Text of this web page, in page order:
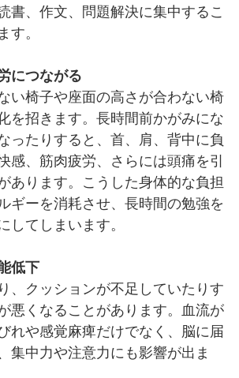
書、作文、問題解決に集中するこ
す。
につながる
い椅子や座面の高さが合わない椅
を招きます。長時間前かがみにな
ったりすると、首、肩、背中に負
感、筋肉疲労、さらには頭痛を引
あります。こうした身体的な負担
ギーを消耗させ、長時間の勉強を
してしまいます。
低下
、クッションが不足していたり​​す
悪くなることがあります。血流が
れや感覚麻痺だけでなく、脳に届
集中力や注意力にも影響が出ま